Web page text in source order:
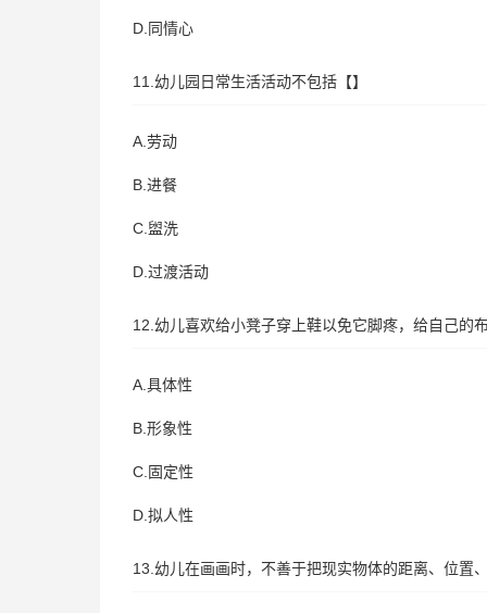
D.同情心
11.幼儿园日常生活活动不包括【】
A.劳动
B.进餐
C.盥洗
D.过渡活动
12.幼儿喜欢给小凳子穿上鞋以免它脚疼，给自己的
A.具体性
B.形象性
C.固定性
D.拟人性
13.幼儿在画画时，不善于把现实物体的距离、位置